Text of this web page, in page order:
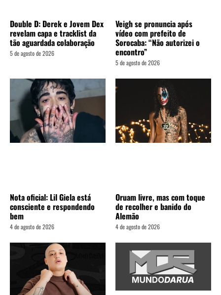
Double D: Derek e Jovem Dex
revelam capa e tracklist da
tão aguardada colaboração
5 de agosto de 2026
Veigh se pronuncia após
vídeo com prefeito de
Sorocaba: “Não autorizei o
encontro”
5 de agosto de 2026
Nota oficial: Lil Giela está
consciente e respondendo
bem
4 de agosto de 2026
Oruam livre, mas com toque
de recolher e banido do
Alemão
4 de agosto de 2026